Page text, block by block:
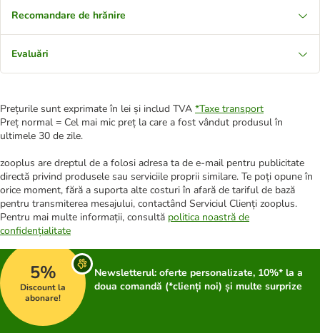
Recomandare de hrănire
Evaluări
Prețurile sunt exprimate în lei și includ TVA *Taxe transport
Preț normal = Cel mai mic preț la care a fost vândut produsul în
ultimele 30 de zile.
zooplus are dreptul de a folosi adresa ta de e-mail pentru publicitate
directă privind produsele sau serviciile proprii similare. Te poți opune în
orice moment, fără a suporta alte costuri în afară de tariful de bază
pentru transmiterea mesajului, contactând Serviciul Clienți zooplus.
Pentru mai multe informații, consultă politica noastră de
confidențialitate
5%
Discount la
abonare!
Newsletterul: oferte personalizate, 10%* la a
doua comandă (*clienți noi) și multe surprize